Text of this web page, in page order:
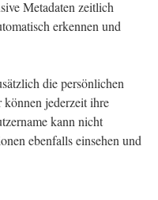
Metadaten zeitlich
erkennen und
die persönlichen
jederzeit ihre
kann nicht
ebenfalls einsehen und